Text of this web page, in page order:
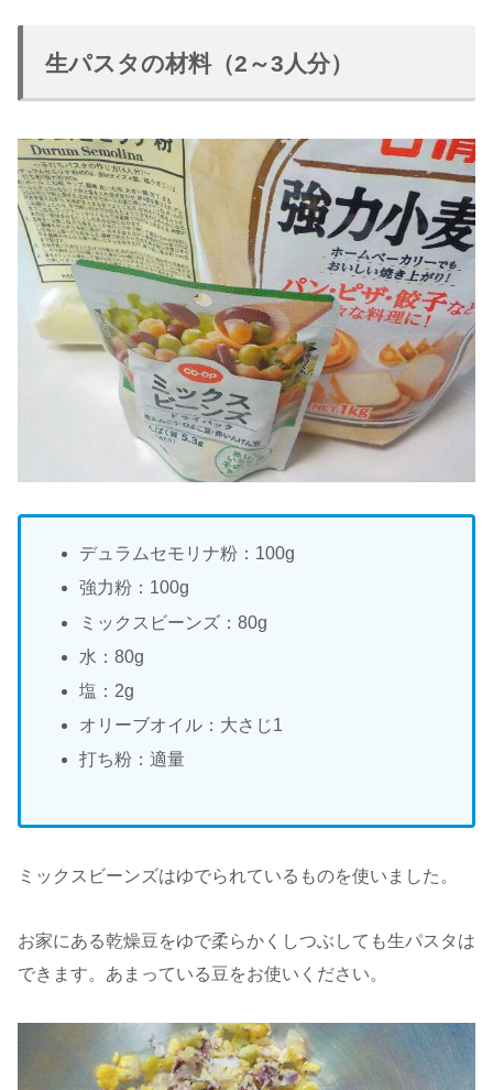
生パスタの材料（2～3人分）
デュラムセモリナ粉：100g
強力粉：100g
ミックスビーンズ：80g
水：80g
塩：2g
オリーブオイル：大さじ1
打ち粉：適量
ミックスビーンズはゆでられているものを使いました。
お家にある乾燥豆をゆで柔らかくしつぶしても生パスタは
できます。あまっている豆をお使いください。